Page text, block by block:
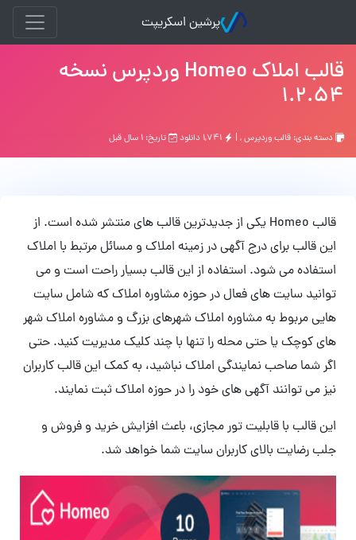
پرشین اسکریپت
قالب املاک Homeo وردپرس نسخه
1.2.54
دسته بندی: قالب وردپرس, | تاریخ: ۱ سال قبل
قالب Homeo یکی از جدیدترین قالب های منتشر شده است. از
این قالب برای درج آگهی در زمینه املاک و مسائل مرتبط با املاک
استفاده می شود. استفاده از این قالب بسیار راحت است و می
توانید سایت های فعال در حوزهمشاوره املاک که شامل سایت
هایی مربوط به مشاوره املاک شهرهای بزرگ و مشاوره املاک شهر
های کوچک یا حتی محله را تنها با چند کلیک مدیریت کنید. حتی
اگر شما صاحب نمایندگی املاک نباشید، به کمک این قالب کاربران
نیز می توانند آگهی های خود را در حوزه املاک ثبت نمایند.
این قالب با قابلیت تور مجازی، باعث افزایش خرید و فروش و
جلب رضایت بالای کاربران سایت شما خواهد شد.